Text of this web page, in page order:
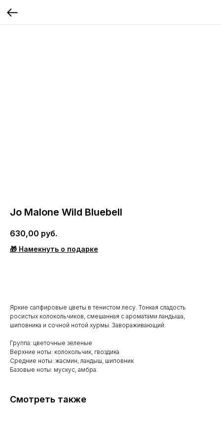
Jo Malone Wild Bluebell
630,00 руб.
🎁 Намекнуть о подарке
Яркие сапфировые цветы в тенистом лесу. Тонкая сладость
росистых колокольчиков, смешанная с ароматами ландыша,
шиповника и сочной нотой хурмы. Завораживающий.
Группа: цветочные зеленые
Верхние ноты: колокольчик, гвоздика
Средние ноты: жасмин, ландыш, шиповник
Базовые ноты: мускус, амбра.
Смотреть также